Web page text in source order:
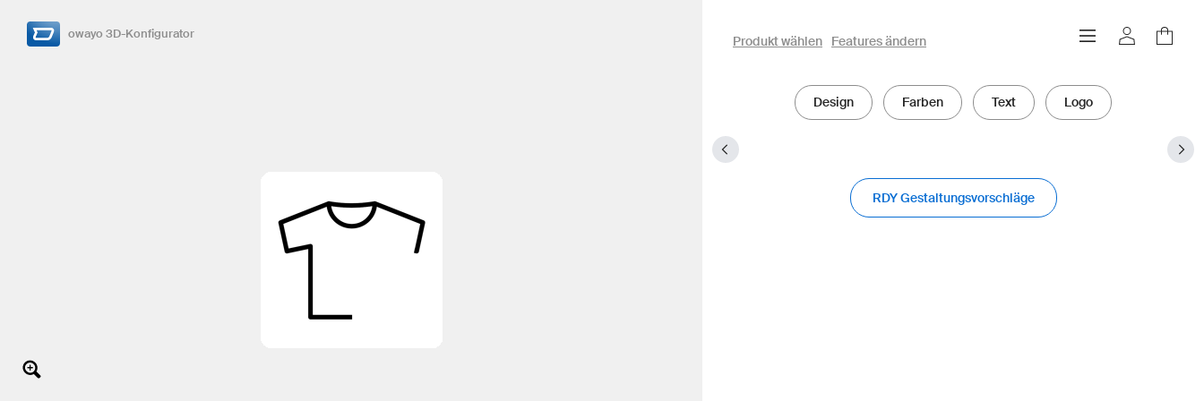
owayo 3D-Konfigurator
Produkt wählen Features ändern
Design Farben Text Logo
RDY Gestaltungsvorschläge